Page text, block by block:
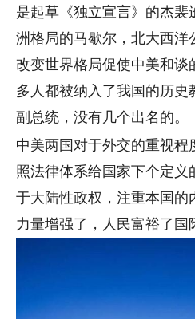
是起草《独立宣言》的杰
洲格局的马歇尔，北大西洋
改变世界格局促使中美和谈
多人都被纳入了我国的历
副总统，没有几个出名的。
中美两国对于外交的重视
照法律体系给国家下个定
于大陆性政权，注重本国的
力量增强了，人民富裕了国